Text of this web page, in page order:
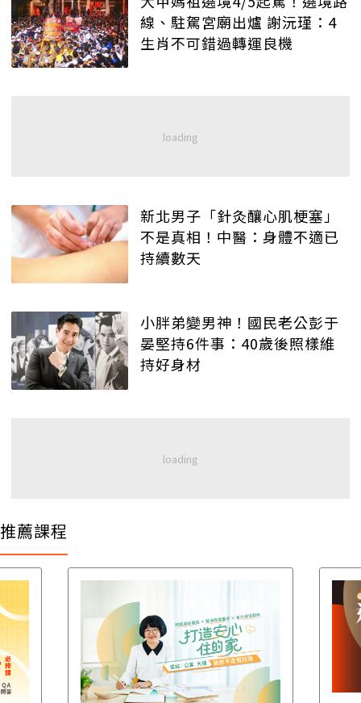
線、駐駕宮廟出爐 謝沅瑾：4
生肖不可錯過轉運良機
新北男子「針灸釀心肌梗塞」
不是真相！中醫：身體不適已
持續數天
小胖弟變男神！國民老公彭于
晏堅持6件事：40歲後照樣維
持好身材
推薦課程